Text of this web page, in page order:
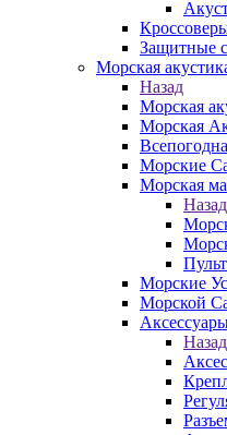
Защитные
Морская
Назад
Морская
Морская
Морские
Морская
Назад
Морские
Морской
Назад